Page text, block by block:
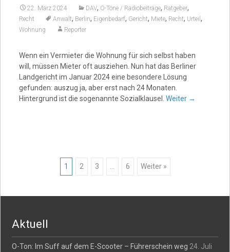
22. März 2024 DAV, O-Töne / Radiobeiträge, Ratgeber,
Recht Anwalt, Berlin, Eigenbedarf, Gericht, Miete, Recht, Urteil ,
Wohnung Reporter
Wenn ein Vermieter die Wohnung für sich selbst haben
will, müssen Mieter oft ausziehen. Nun hat das Berliner
Landgericht im Januar 2024 eine besondere Lösung
gefunden: auszug ja, aber erst nach 24 Monaten.
Hintergrund ist die sogenannte Sozialklausel. Weiter →
Posts
navigation
1 2 3 6 Weiter »
Aktuell
O-Ton: Im Suff auf dem E-Scooter – Führerschein weg 24. Juli